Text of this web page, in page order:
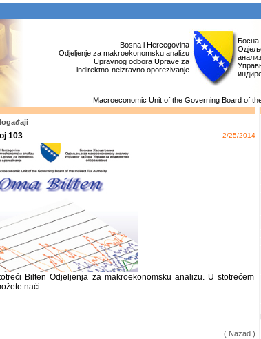
Bosna i Hercegovina
Odjeljenje za makroekonomsku analizu
Upravnog odbora Uprave za
indirektno-neizravno oporezivanje
Босна
Macroeconomic Unit of the Governing Board of
103 2/25/2014
Bilten Odjeljenja za makroekonomsku analizu. U stotrećem
naći:
( Nazad )